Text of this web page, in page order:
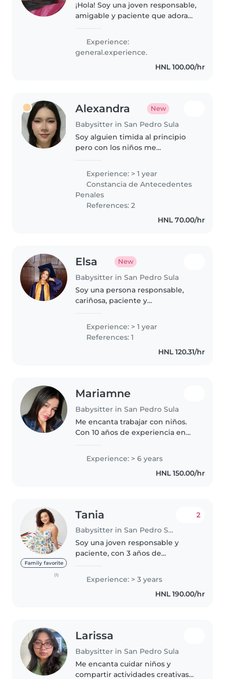
¡Hola! Soy una joven responsable,
amigable y paciente que adora
experiencia cuidando bebés y
niños pequeños. Me encanta la
música Estoy disponible para
Experience:
general.experience.
HNL 100.00/hr
Alexandra New
Babysitter in San Pedro Sula
Soy alguien timida al principio
pero con los niños me
hermanos menores asi que me
encargue de cuidarlos toda mi
vida, me gusta mucho dibujar y
la música..
Experience: > 1 year
Constancia de Antecedentes
Penales
References: 2
HNL 70.00/hr
Elsa New
Babysitter in San Pedro Sula
Soy una persona responsable,
cariñosa, paciente y
de los niños. Me gusta crear un
ambiente seguro, tranquilo y
divertido donde los pequeños
Experience: > 1 year
References: 1
HNL 120.31/hr
Mariamne
Babysitter in San Pedro Sula
Me encanta trabajar con niños.
Con 10 años de experiencia en
cuidando a todos mis hermanos.
Además, tengo certificación..
Experience: > 6 years
HNL 150.00/hr
Family favorite
(1)
Tania
Babysitter in San Pedro Sula
2
Soy una joven responsable y
paciente, con 3 años de
niños de todas las edades,
incluyendo bebés, preescolares,
escolares y adolescentes. Tengo
Experience: > 3 years
HNL 190.00/hr
Larissa
Babysitter in San Pedro Sula
Me encanta cuidar niños y
compartir actividades creativas